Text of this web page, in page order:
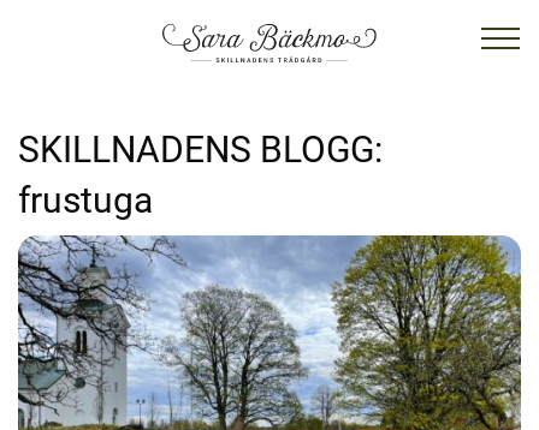
SKILLNADENS BLOGG:
frustuga